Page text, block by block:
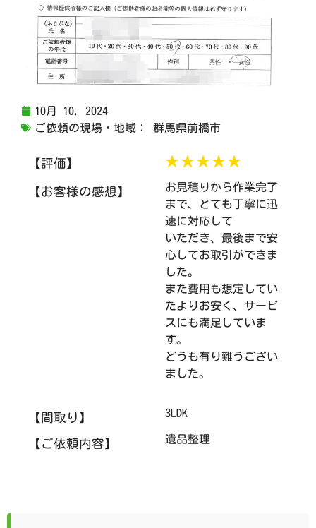
10月 10, 2024
ご依頼の現場・地域：
群馬県前橋市
【評価】 ★★★★★
【お客様の感想】
お見積りから作業完了
まで、とても丁寧に迅
速に対応して
いただき、最後まで安
心してお取引ができま
した。
また費用も想定してい
たよりお安く、サービ
スにも満足していま
す。
どうも有り難うござい
ました。
【間取り】 3LDK
【ご依頼内容】 遺品整理